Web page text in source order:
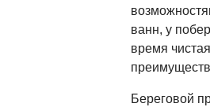
ванн, у
время
Береговой